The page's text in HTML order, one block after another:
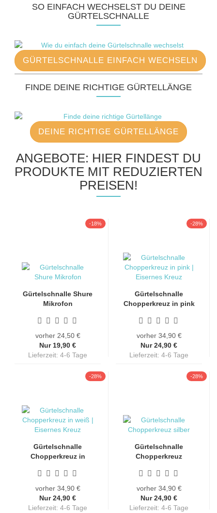
SO EINFACH WECHSELST DU DEINE
GÜRTELSCHNALLE
GÜRTELSCHNALLE EINFACH WECHSELN
FINDE DEINE RICHTIGE GÜRTELLÄNGE
DEINE RICHTIGE GÜRTELLÄNGE
ANGEBOTE: HIER FINDEST DU
PRODUKTE MIT REDUZIERTEN
PREISEN!
-18%
Gürtelschnalle Shure
Mikrofon
vorher 24,50 €
Nur 19,90 €
Lieferzeit: 4-6 Tage
-28%
Gürtelschnalle
Chopperkreuz in pink
vorher 34,90 €
Nur 24,90 €
Lieferzeit: 4-6 Tage
-28%
Gürtelschnalle
Chopperkreuz in
vorher 34,90 €
Nur 24,90 €
Lieferzeit: 4-6 Tage
-28%
Gürtelschnalle
Chopperkreuz
vorher 34,90 €
Nur 24,90 €
Lieferzeit: 4-6 Tage